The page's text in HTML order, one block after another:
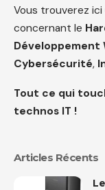
Vous trouverez
concernant le
Développement
Cybersécurité,
Tout ce qui
technos IT !
Articles Récents